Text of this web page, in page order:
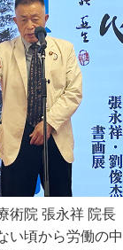
術院 張永祥 院長
い頃から労働の